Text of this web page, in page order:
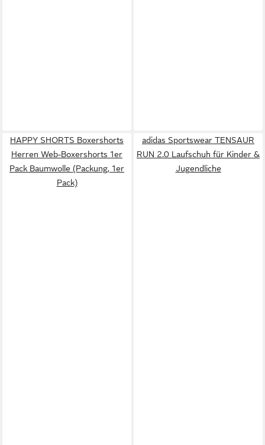
HAPPY SHORTS Boxershorts
Herren Web-Boxershorts 1er
Pack Baumwolle (Packung, 1er
Pack)
adidas Sportswear TENSAUR
RUN 2.0 Laufschuh für Kinder &
Jugendliche